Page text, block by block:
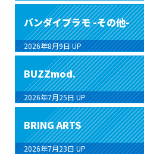
バンダイプラモ -その他-
2026年8月9日 UP
BUZZmod.
2026年7月25日 UP
BRING ARTS
2026年7月23日 UP